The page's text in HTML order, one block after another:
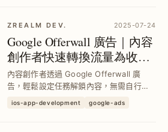
ZREALM DEV. 2025-07-24
Google Offerwall 廣告｜內容
創作者快速轉換流量為收益
的獎勵牆方案
內容創作者透過 Google Offerwall 廣
告，輕鬆設定任務解鎖內容，無需自行開
合中小型網站與個人部落格，提升變現效
ios-app-development google-ads